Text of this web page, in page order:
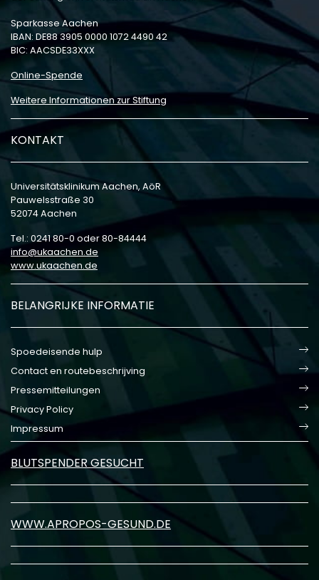
Sparkasse Aachen
IBAN: DE88 3905 0000 1072 4490 42
BIC: AACSDE33XXX
Online-Spende
Weitere Informationen zur Stiftung
KONTAKT
Universitätsklinikum Aachen, AöR
Pauwelsstraße 30
52074 Aachen
Tel.: 0241 80-0 oder 80-84444
info
ukaachen de
www.ukaachen.de
BELANGRIJKE INFORMATIE
Spoedeisende hulp
Contact en routebeschrijving
Pressemitteilungen
Privacy Policy
Impressum
BLUTSPENDER GESUCHT
WWW.APROPOS-GESUND.DE